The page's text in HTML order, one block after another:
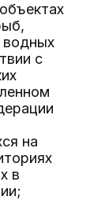
водных
с
на
в